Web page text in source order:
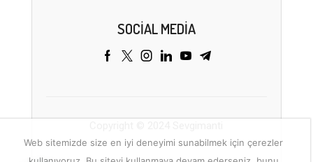
SOCIAL MEDIA
Web sitemizde size en iyi deneyimi sunabilmek için çerezler